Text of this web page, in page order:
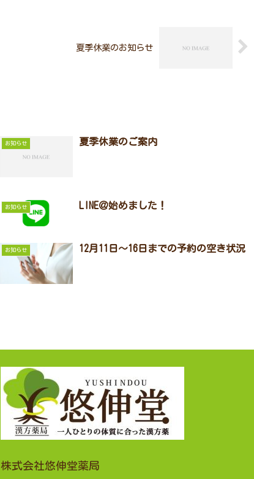
夏季休業のお知らせ
お知らせ 夏季休業のご案内
お知らせ LINE＠始めました！
お知らせ 12月11日～16日までの予約の空き状況
株式会社悠伸堂薬局